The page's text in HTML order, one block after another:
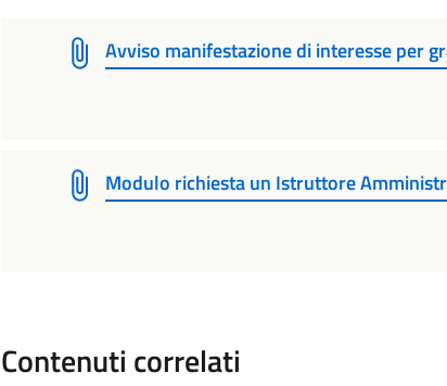
Avviso manifestazione di interesse per
Modulo richiesta un Istruttore
Contenuti correlati